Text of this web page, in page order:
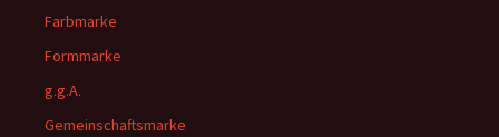
Farbmarke
Formmarke
g.g.A.
Gemeinschaftsmarke